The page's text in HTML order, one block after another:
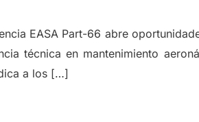
EASA Part-66 abre
técnica en mantenimiento
a los […]